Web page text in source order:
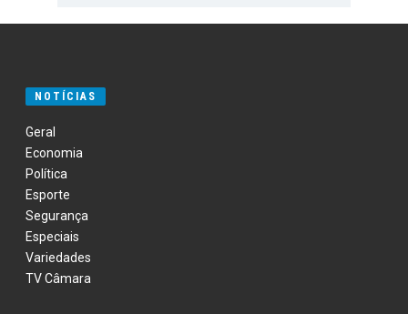
NOTÍCIAS
Geral
Economia
Política
Esporte
Segurança
Especiais
Variedades
TV Câmara